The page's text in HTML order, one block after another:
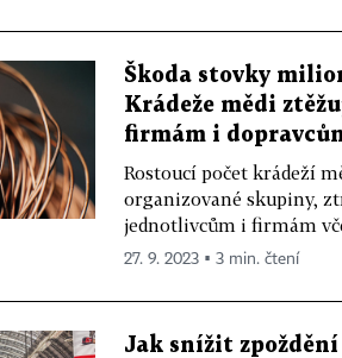
Škoda stovky
Krádeže mědi
firmám i
Rostoucí počet krádeží
organizované skupiny,
jednotlivcům i firmám
27. 9. 2023 ▪ 3 min. čtení
Jak snížit